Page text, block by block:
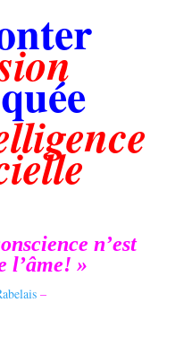
n’est
l’âme! »
–